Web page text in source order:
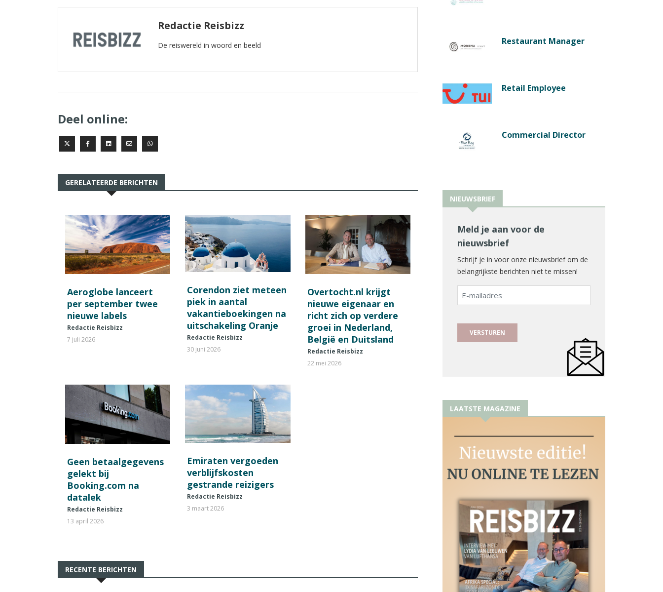
Redactie Reisbizz
De reiswereld in woord en beeld
Deel online:
GERELATEERDE BERICHTEN
Aeroglobe lanceert
per september twee
nieuwe labels
Redactie Reisbizz
7 juli 2026
Corendon ziet meteen
piek in aantal
vakantieboekingen na
uitschakeling Oranje
Redactie Reisbizz
30 juni 2026
Overtocht.nl krijgt
nieuwe eigenaar en
richt zich op verdere
groei in Nederland,
België en Duitsland
Redactie Reisbizz
22 mei 2026
Geen betaalgegevens
gelekt bij
Booking.com na
datalek
Redactie Reisbizz
13 april 2026
Emiraten vergoeden
verblijfskosten
gestrande reizigers
Redactie Reisbizz
3 maart 2026
RECENTE BERICHTEN
Restaurant Manager
Retail Employee
Commercial Director
NIEUWSBRIEF
Meld je aan voor de
nieuwsbrief
Schrijf je in voor onze nieuwsbrief om de
belangrijkste berichten niet te missen!
E-
mailadres
LAATSTE MAGAZINE